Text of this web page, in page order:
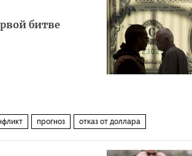
битве
прогноз отказ от доллара